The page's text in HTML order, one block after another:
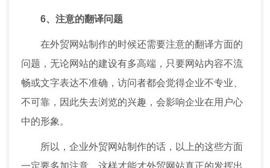
6、注意的翻译问题
在外贸网站制作的时候还需要注意的翻译方面的
问题，无论网站的建设有多高端，只要网站内容不流
畅或文字表达不准确，访问者都会觉得企业不专业、
不可靠，因此失去浏览的兴趣，会影响企业在用户心
中的形象。
所以，企业外贸网站制作的话，以上的这些方面
一定要多加注意，这样才能才外贸网站真正的发挥出